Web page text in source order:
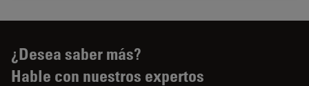
¿Desea saber más?
Hable con nuestros expertos